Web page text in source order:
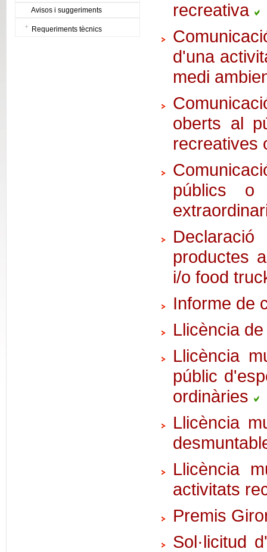
Avisos i suggeriments
Requeriments tècnics
recreativa
d'una
medi
oberts al
recreatives
públics o
productes
i/o food
Informe de
Llicència
Llicència
públic
ordinàries
Llicència
Llicència
activitats
Premis
Sol·licitud